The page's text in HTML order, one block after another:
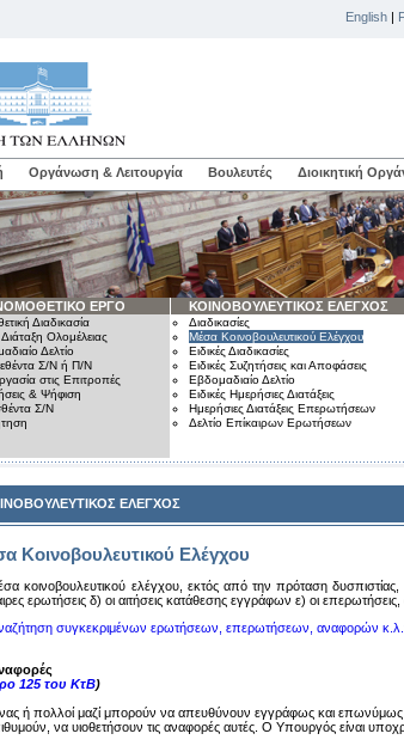
English |
Οργάνωση & Λειτουργία Βουλευτές Διοικητική
ΕΡΓΟ
Διαδικασία
Ολομέλειας
Δελτίο
Σ/Ν ή Π/Ν
στις Επιτροπές
& Ψήφιση
Σ/Ν
ΚΟΙΝΟΒΟΥΛΕΥΤΙΚΟΣ ΕΛΕΓΧΟΣ
Διαδικασίες
Μέσα Κοινοβουλευτικού Ελέγχου
Ειδικές Διαδικασίες
Ειδικές Συζητήσεις και Αποφάσεις
Εβδομαδιαίο Δελτίο
Ειδικές Ημερήσιες Διατάξεις
Ημερήσιες Διατάξεις Επερωτήσεων
Δελτίο Επίκαιρων Ερωτήσεων
ΕΛΕΓΧΟΣ
Κοινοβουλευτικού Ελέγχου
κoινoβoυλευτικoύ ελέγχoυ, εκτός από την πρόταση
ερωτήσεις δ) oι αιτήσεις κατάθεσης εγγράφων ε) oι
συγκεκριμένων ερωτήσεων, επερωτήσεων, αναφορών
125 του ΚτΒ)
ή πολλοί μαζί μπορούν να απευθύνουν εγγράφως και
να υιοθετήσουν τις αναφορές αυτές. Ο Υπουργός είναι